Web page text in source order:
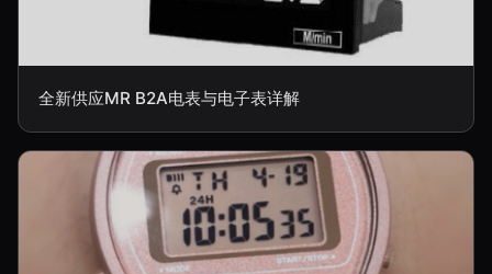
全新供应MR B2A电表与电子表详解